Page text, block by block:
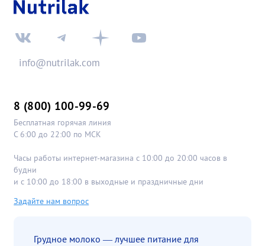
info@nutrilak.com
8 (800) 100-99-69
Бесплатная горячая линия
С 6:00 до 22:00 по МСК
Часы работы интернет-магазина с 10:00 до 20:00 часов в
будни
и с 10:00 до 18:00 в выходные и праздничные дни
Задайте нам вопрос
Грудное молоко — лучшее питание для